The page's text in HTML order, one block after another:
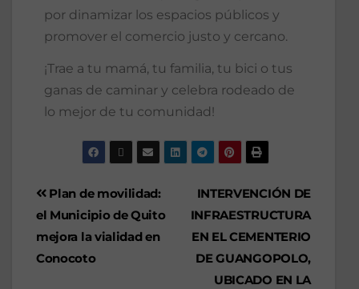
por dinamizar los espacios públicos y
promover el comercio justo y cercano.
¡Trae a tu mamá, tu familia, tu bici o tus
ganas de caminar y celebra rodeado de
lo mejor de tu comunidad!
INTERVENCIÓN DE
INFRAESTRUCTURA
EN EL CEMENTERIO
DE GUANGOPOLO,
UBICADO EN LA
Plan de movilidad:
el Municipio de Quito
mejora la vialidad en
Conocoto